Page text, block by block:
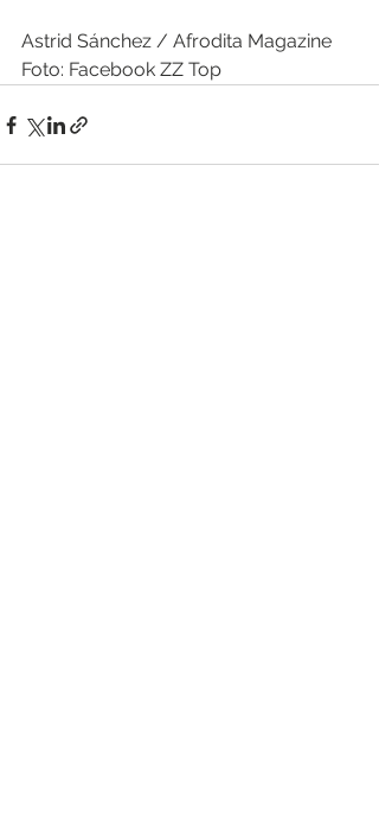
Astrid Sánchez / Afrodita Magazine
Foto: Facebook ZZ Top